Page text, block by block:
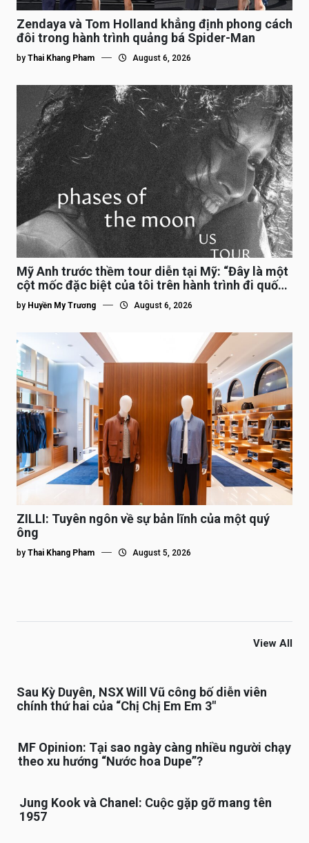
Zendaya và Tom Holland khẳng định phong cách
đôi trong hành trình quảng bá Spider-Man
by Thai Khang Pham August 6, 2026
Mỹ Anh trước thềm tour diễn tại Mỹ: “Đây là một
cột mốc đặc biệt của tôi trên hành trình đi quốc
tế”
by Huyền My Trương August 6, 2026
ZILLI: Tuyên ngôn về sự bản lĩnh của một quý
ông
by Thai Khang Pham August 5, 2026
View All
Sau Kỳ Duyên, NSX Will Vũ công bố diễn viên
chính thứ hai của “Chị Chị Em Em 3″
MF Opinion: Tại sao ngày càng nhiều người chạy
theo xu hướng “Nước hoa Dupe”?
Jung Kook và Chanel: Cuộc gặp gỡ mang tên
1957